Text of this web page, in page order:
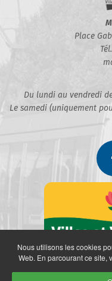
Place
Du lundi au vendredi
Le samedi (uniquement
Nous utilisons les cookies
Web. En parcourant ce site,